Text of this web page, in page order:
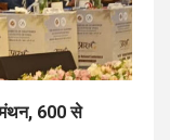
मंथन, 600 से